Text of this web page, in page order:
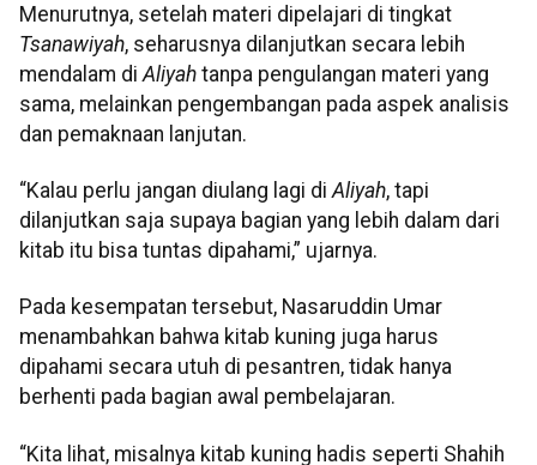
Menurutnya, setelah materi dipelajari di tingkat
Tsanawiyah, seharusnya dilanjutkan secara lebih
mendalam di Aliyah tanpa pengulangan materi yang
sama, melainkan pengembangan pada aspek analisis
dan pemaknaan lanjutan.
“Kalau perlu jangan diulang lagi diAliyah, tapi
dilanjutkan saja supaya bagian yang lebih dalam dari
kitab itu bisa tuntas dipahami,” ujarnya.
Pada kesempatan tersebut, Nasaruddin Umar
menambahkan bahwa kitab kuning juga harus
dipahami secara utuh di pesantren, tidak hanya
berhenti pada bagian awal pembelajaran.
“Kita lihat, misalnya kitab kuning hadis seperti Shahih